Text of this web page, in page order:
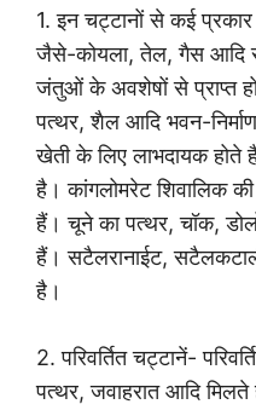
1. इन चट्टानों से कई
जैसे-कोयला, तेल, गैस आदि
जंतुओं के अवशेषों से प्राप्त
पत्थर, शैल आदि भवन-
खेती के लिए लाभदायक होते
है। कांगलोमरेट शिवालिक
हैं। चूने का पत्थर, चॉक,
हैं। सटैलरानाईट,
है।
2. परिवर्तित चट्टानें-
पत्थर, जवाहरात आदि